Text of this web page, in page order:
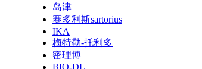
岛津
赛多利斯sartorius
IKA
梅特勒-托利多
密理博
BIO-DL